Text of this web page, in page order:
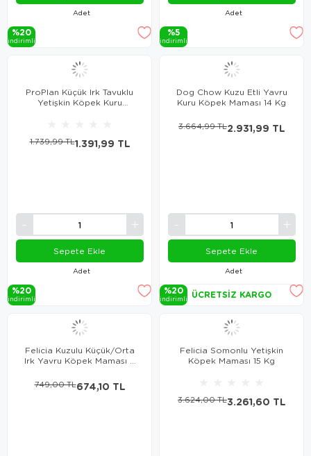
Adet
%20
i̇ndi̇ri̇mli̇
Adet
%5
i̇ndi̇ri̇mli̇
ProPlan Küçük Irk Tavuklu
Yetişkin Köpek Kuru
Adet
1.391,99 TL
1.739,99 TL
Sepete Ekle
%20
i̇ndi̇ri̇mli̇
Dog Chow Kuzu Etli Yavru
Kuru Köpek Maması 14 Kg
Adet
2.931,99 TL
3.664,99 TL
Sepete Ekle
%20
i̇ndi̇ri̇mli̇ ÜCRETSIZ KARGO
Felicia Kuzulu Küçük/Orta
Irk Yavru Köpek Maması 3
674,10 TL
749,00 TL
Felicia Somonlu Yetişkin
Köpek Maması 15 Kg
3.261,60 TL
3.624,00 TL